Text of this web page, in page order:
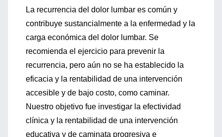
La recurrencia del dolor lumbar es común y
contribuye sustancialmente a la enfermedad y la
carga económica del dolor lumbar. Se
recomienda el ejercicio para prevenir la
recurrencia, pero aún no se ha establecido la
eficacia y la rentabilidad de una intervención
accesible y de bajo costo, como caminar.
Nuestro objetivo fue investigar la efectividad
clínica y la rentabilidad de una intervención
educativa y de caminata progresiva e